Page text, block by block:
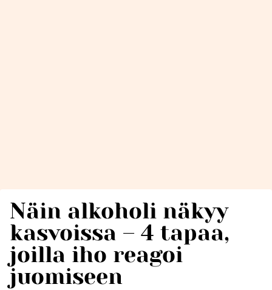
Näin alkoholi näkyy
kasvoissa – 4 tapaa,
joilla iho reagoi
juomiseen